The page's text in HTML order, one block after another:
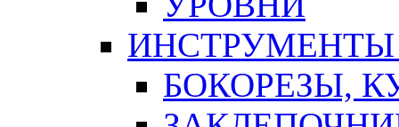
БОКОРЕЗЫ,